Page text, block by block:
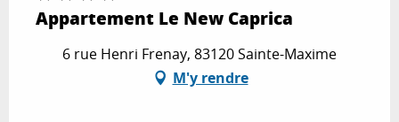
Appartement Le New Caprica
6 rue Henri Frenay, 83120 Sainte-Maxime
M'y rendre